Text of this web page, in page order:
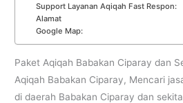
Support Layanan Aqiqah Fast Respon:
Alamat
Google Map:
Paket Aqiqah Babakan Ciparay dan
Aqiqah Babakan Ciparay, Mencari
di daerah Babakan Ciparay dan